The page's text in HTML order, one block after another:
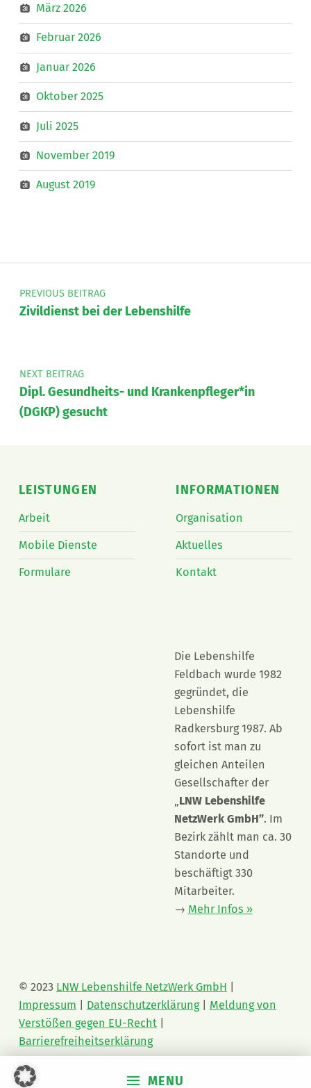
MENU
März 2026
Februar 2026
Januar 2026
Oktober 2025
Juli 2025
November 2019
August 2019
Beitragsnavigation
PREVIOUS BEITRAG
Zivildienst bei der Lebenshilfe
NEXT BEITRAG
Dipl. Gesundheits- und Krankenpfleger*in
(DGKP) gesucht
LEISTUNGEN
Arbeit
Mobile Dienste
Formulare
INFORMATIONEN
Organisation
Aktuelles
Kontakt
Die Lebenshilfe
Feldbach wurde 1982
gegründet, die
Lebenshilfe
Radkersburg 1987. Ab
sofort ist man zu
gleichen Anteilen
Gesellschafter der
„LNW Lebenshilfe
NetzWerk GmbH”. Im
Bezirk zählt man ca. 30
Standorte und
beschäftigt 330
Mitarbeiter.
→ Mehr Infos »
© 2023 LNW Lebenshilfe NetzWerk GmbH
Impressum
Datenschutzerklärung
Meldung von
Verstößen gegen EU-Recht|
Barrierefreiheitserklärung